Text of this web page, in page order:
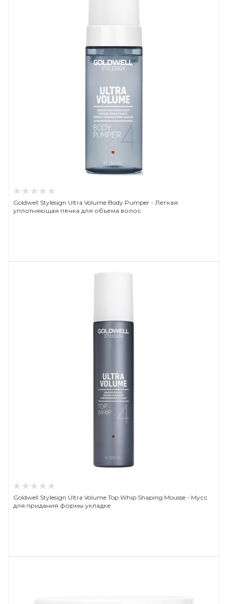
Goldwell Stylesign Ultra Volume Body Pumper - Легкая
уплотняющая пенка для объема волос
Goldwell Stylesign Ultra Volume Top Whip Shaping Mousse - Мусс
для придания формы укладке